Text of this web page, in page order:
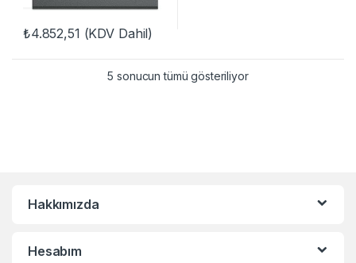
₺4.852,51 (KDV Dahil)
5 sonucun tümü gösteriliyor
Hakkımızda
Hesabım